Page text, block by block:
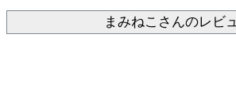
まみねこさんのレビ